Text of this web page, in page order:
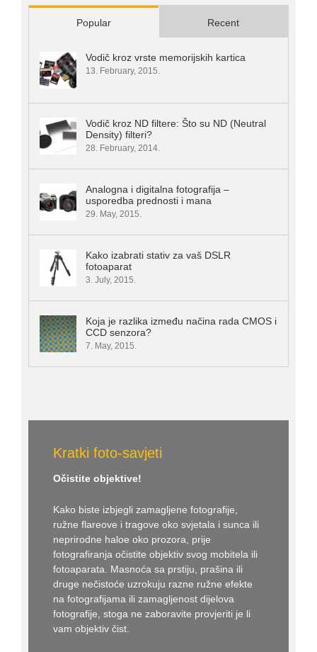
Popular Recent
Vodič kroz vrste memorijskih kartica
13. February, 2015.
Vodič kroz ND filtere: Što su ND (Neutral
Density) filteri?
28. February, 2014.
Analogna i digitalna fotografija –
usporedba prednosti i mana
29. May, 2015.
Kako izabrati stativ za vaš DSLR
fotoaparat
3. July, 2015.
Koja je razlika između načina rada CMOS i
CCD senzora?
7. May, 2015.
Kratki foto-savjeti
Očistite objektive!
Kako biste izbjegli zamagljene fotografije,
ružne flareove i tragove oko svjetala i sunca ili
neprirodne haloe oko prozora, prije
fotografiranja očistite objektiv svog mobitela ili
fotoaparata. Masnoća sa prstiju, prašina ili
druge nečistoće uzrokuju razne ružne efekte
na fotografijama ili zamagljenost dijelova
fotografije, stoga ne zaboravite provjeriti je li
vam objektiv čist.